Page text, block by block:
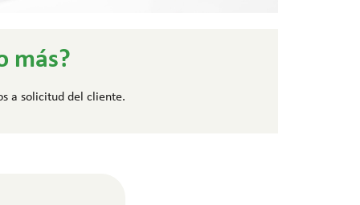
más?
a solicitud del cliente.